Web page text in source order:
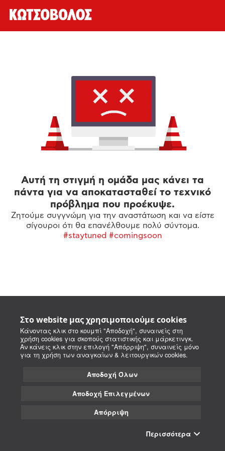
Στο website μας χρησιμοποιούμε cookies
Κάνοντας κλικ στο κουμπί "Αποδοχή", συναινείς στη
χρήση cookies για σκοπούς στατιστικής και μάρκετινγκ.
Αν κάνεις κλικ στην επιλογή "Απόρριψη", συναινείς μόνο
για τη χρήση των αναγκαίων & λειτουργικών cookies.
Αποδοχή Όλων
Αποδοχή Επιλεγμένων
Απόρριψη
Περισσότερα
Αυτή τη στιγμή η ομάδα μας κάνει τα
πάντα για να αποκατασταθεί το τεχνικό
πρόβλημα που προέκυψε.
Ζητούμε συγγνώμη για την αναστάτωση και να είστε
σίγουροι ότι θα επανέλθουμε πολύ σύντομα.
#staytuned #comingsoon